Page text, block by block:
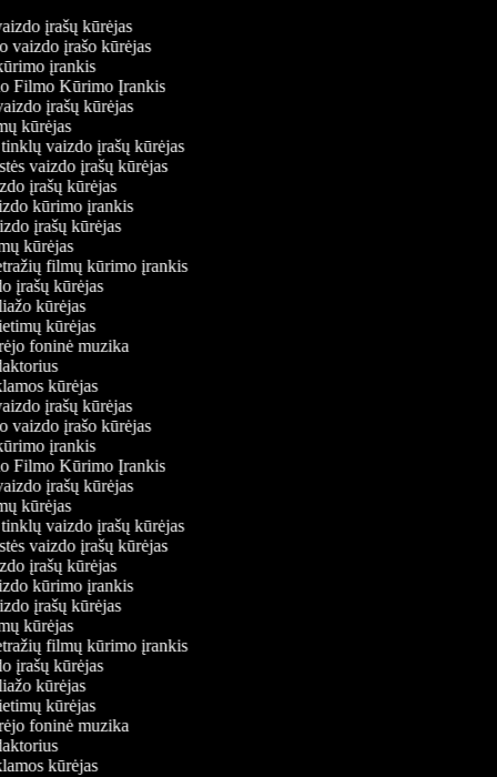
įrašų kūrėjas
vaizdo įrašo kūrėjas
įrankis
Filmo Kūrimo Įrankis
įrašų kūrėjas
kūrėjas
tinklų vaizdo įrašų kūrėjas
vaizdo įrašų kūrėjas
įrašų kūrėjas
kūrimo įrankis
įrašų kūrėjas
kūrėjas
filmų kūrimo įrankis
įrašų kūrėjas
kūrėjas
kūrėjas
foninė muzika
kūrėjas
įrašų kūrėjas
vaizdo įrašo kūrėjas
įrankis
Filmo Kūrimo Įrankis
įrašų kūrėjas
kūrėjas
tinklų vaizdo įrašų kūrėjas
vaizdo įrašų kūrėjas
įrašų kūrėjas
kūrimo įrankis
įrašų kūrėjas
kūrėjas
filmų kūrimo įrankis
įrašų kūrėjas
kūrėjas
kūrėjas
foninė muzika
kūrėjas